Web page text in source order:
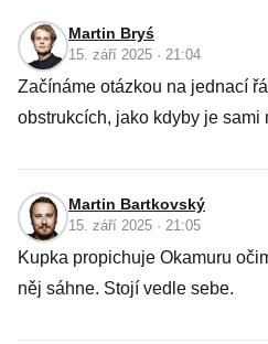
Martin Bryś
15. září 2025 · 21:04
Začínáme otázkou na jednací
obstrukcích, jako kdyby je sami
Martin Bartkovský
15. září 2025 · 21:05
Kupka propichuje Okamuru
něj sáhne. Stojí vedle sebe.